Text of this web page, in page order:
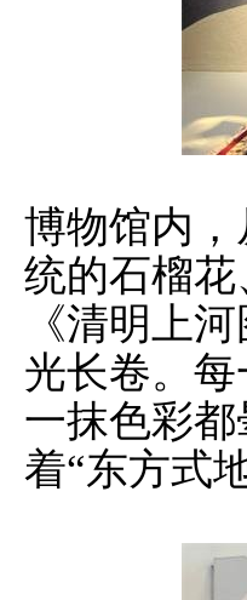
博物馆内
统的石榴
《清明上
光长卷。
一抹色彩
着“东方式